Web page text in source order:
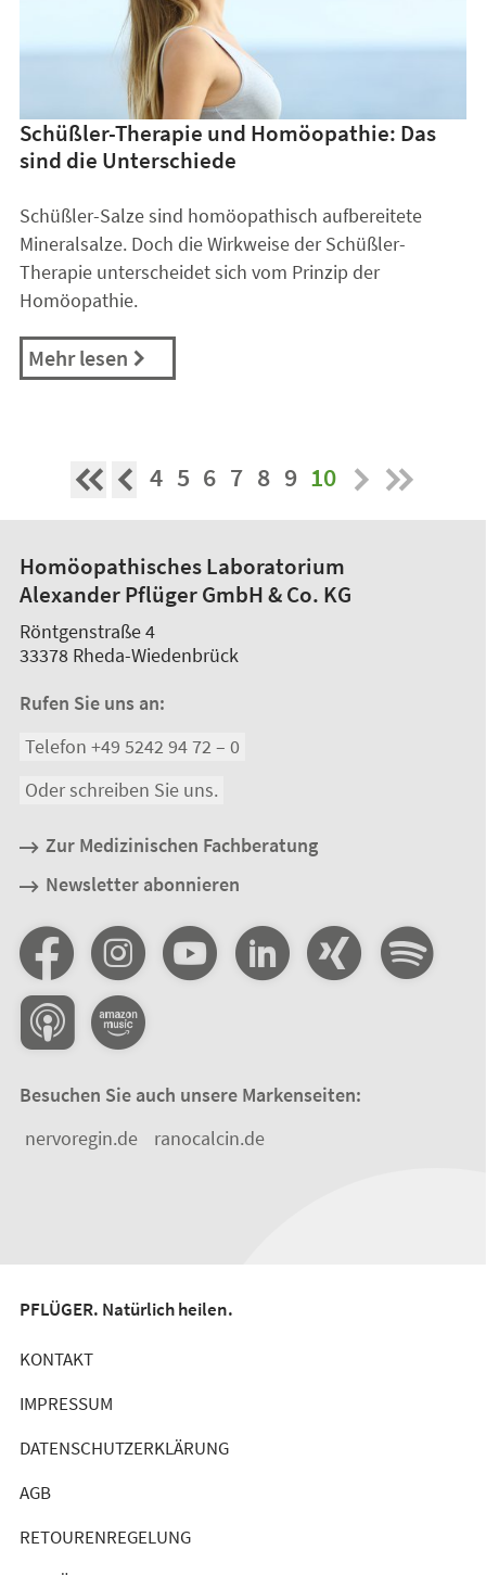
Schüßler-Therapie und Homöopathie: Das
sind die Unterschiede
Schüßler-Salze sind homöopathisch aufbereitete
Mineralsalze. Doch die Wirkweise der Schüßler-
Therapie unterscheidet sich vom Prinzip der
Homöopathie.
Mehr lesen
4 5 6 7 8 9 10
Homöopathisches Laboratorium
Alexander Pflüger GmbH & Co. KG
Röntgenstraße 4
33378 Rheda-Wiedenbrück
Rufen Sie uns an:
Telefon +49 5242 94 72 – 0
Oder schreiben Sie uns.
Zur Medizinischen Fachberatung
Newsletter abonnieren
Besuchen Sie auch unsere Markenseiten:
nervoregin.de
ranocalcin.de
PFLÜGER. Natürlich heilen.
KONTAKT
IMPRESSUM
DATENSCHUTZERKLÄRUNG
AGB
RETOURENREGELUNG